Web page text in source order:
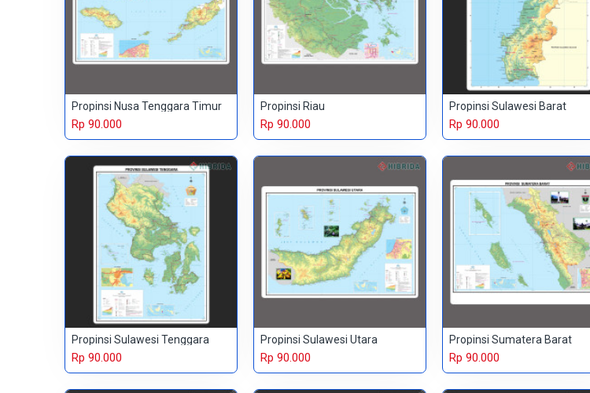
Propinsi Nusa Tenggara Timur
Rp 90.000
Propinsi Riau
Rp 90.000
Propinsi Sulawesi Barat
Rp 90.000
Propinsi Sulawesi Tenggara
Rp 90.000
Propinsi Sulawesi Utara
Rp 90.000
Propinsi Sumatera Barat
Rp 90.000